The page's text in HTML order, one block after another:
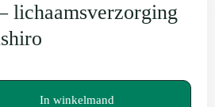
lichaamsverzorging
In winkelmand